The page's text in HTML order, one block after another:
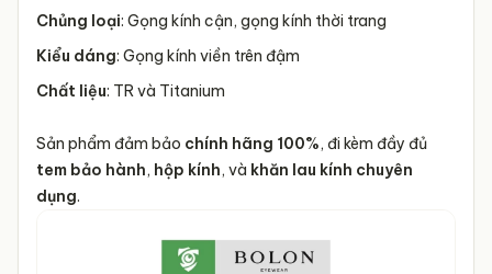
Chủng loại: Gọng kính cận, gọng kính thời trang
Kiểu dáng: Gọng kính viền trên đậm
Chất liệu: TR và Titanium
Sản phẩm đảm bảo chính hãng 100%, đi kèm đầy đủ
tem bảo hành, hộp kính, và khăn lau kính chuyên
dụng.